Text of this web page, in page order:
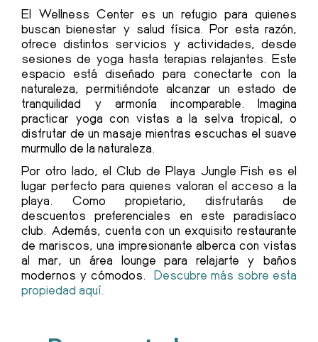
El Wellness Center es un refugio para quienes
buscan bienestar y salud física. Por esta razón,
ofrece distintos servicios y actividades, desde
sesiones de yoga hasta terapias relajantes. Este
espacio está diseñado para conectarte con la
naturaleza, permitiéndote alcanzar un estado de
tranquilidad y armonía incomparable. Imagina
practicar yoga con vistas a la selva tropical, o
disfrutar de un masaje mientras escuchas el suave
murmullo de la naturaleza.
Por otro lado, el Club de Playa Jungle Fish es el
lugar perfecto para quienes valoran el acceso a la
playa. Como propietario, disfrutarás de
descuentos preferenciales en este paradisíaco
club. Además, cuenta con un exquisito restaurante
de mariscos, una impresionante alberca con vistas
al mar, un área lounge para relajarte y baños
modernos y cómodos. Descubre más sobre esta
propiedad aquí.